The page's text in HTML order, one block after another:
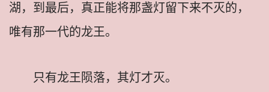
湖，到最后，真正能将那盏灯留下来不灭的，
唯有那一代的龙王。
只有龙王陨落，其灯才灭。